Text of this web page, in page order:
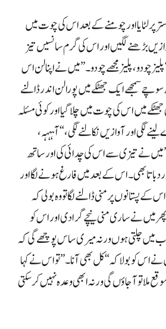
پر لٹایا اور چومنے کے بعد اس کی چوت میں
بڑھنے لگیں اور اس کی گرم سانسیں تیز
چودو، پلیز مجھے چودو۔” میں نے اپنا لن اس
سمجھے ایک جھٹکے میں پورا لن اندر ڈالنے
جھٹکے میں اس کی چوت میں چلا گیا اور کوئی مسئلہ
لگی اور آوازیں نکالنے لگی، “آہہہہ،
میں نے تیزی سے اس کی چدائی کی اور ساتھ
دباتا بھی۔ اس کے بعد میں فارغ ہونے لگا اور
کے پستانوں پر منی ڈالنے لگا تو وہ بولی کہ
پھر میں نے ساری منی نیچے گرا دی اور اس کو
میں چلتی ہوں ورنہ میری ساس پوچھے گی کہ
نے اس کو بولا کہ “کل بھی آنا۔” تو اس نے کہا
ملا تو آ جاؤں گی ورنہ ابھی وعدہ نہیں کر سکتی